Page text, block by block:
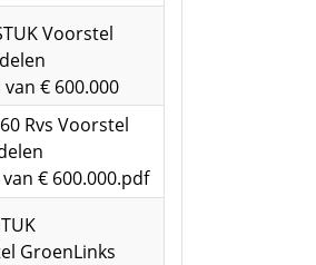
Voorstel
€ 600.000
Rvs Voorstel
€ 600.000.pdf
GroenLinks